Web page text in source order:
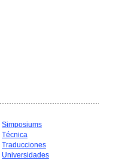
Simposiums
Técnica
Traducciones
Universidades